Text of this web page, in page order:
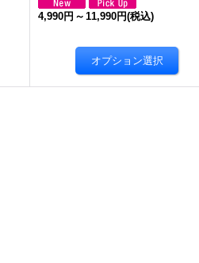
4,990円 ～ 11,990円(税込)